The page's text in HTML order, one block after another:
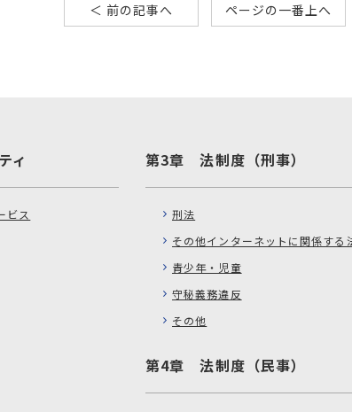
＜ 前の記事へ ページの一番上へ
ィ
ビス
第3章 法制度（刑事）
刑法
その他インターネットに関係する
青少年・児童
守秘義務違反
その他
第4章 法制度（民事）